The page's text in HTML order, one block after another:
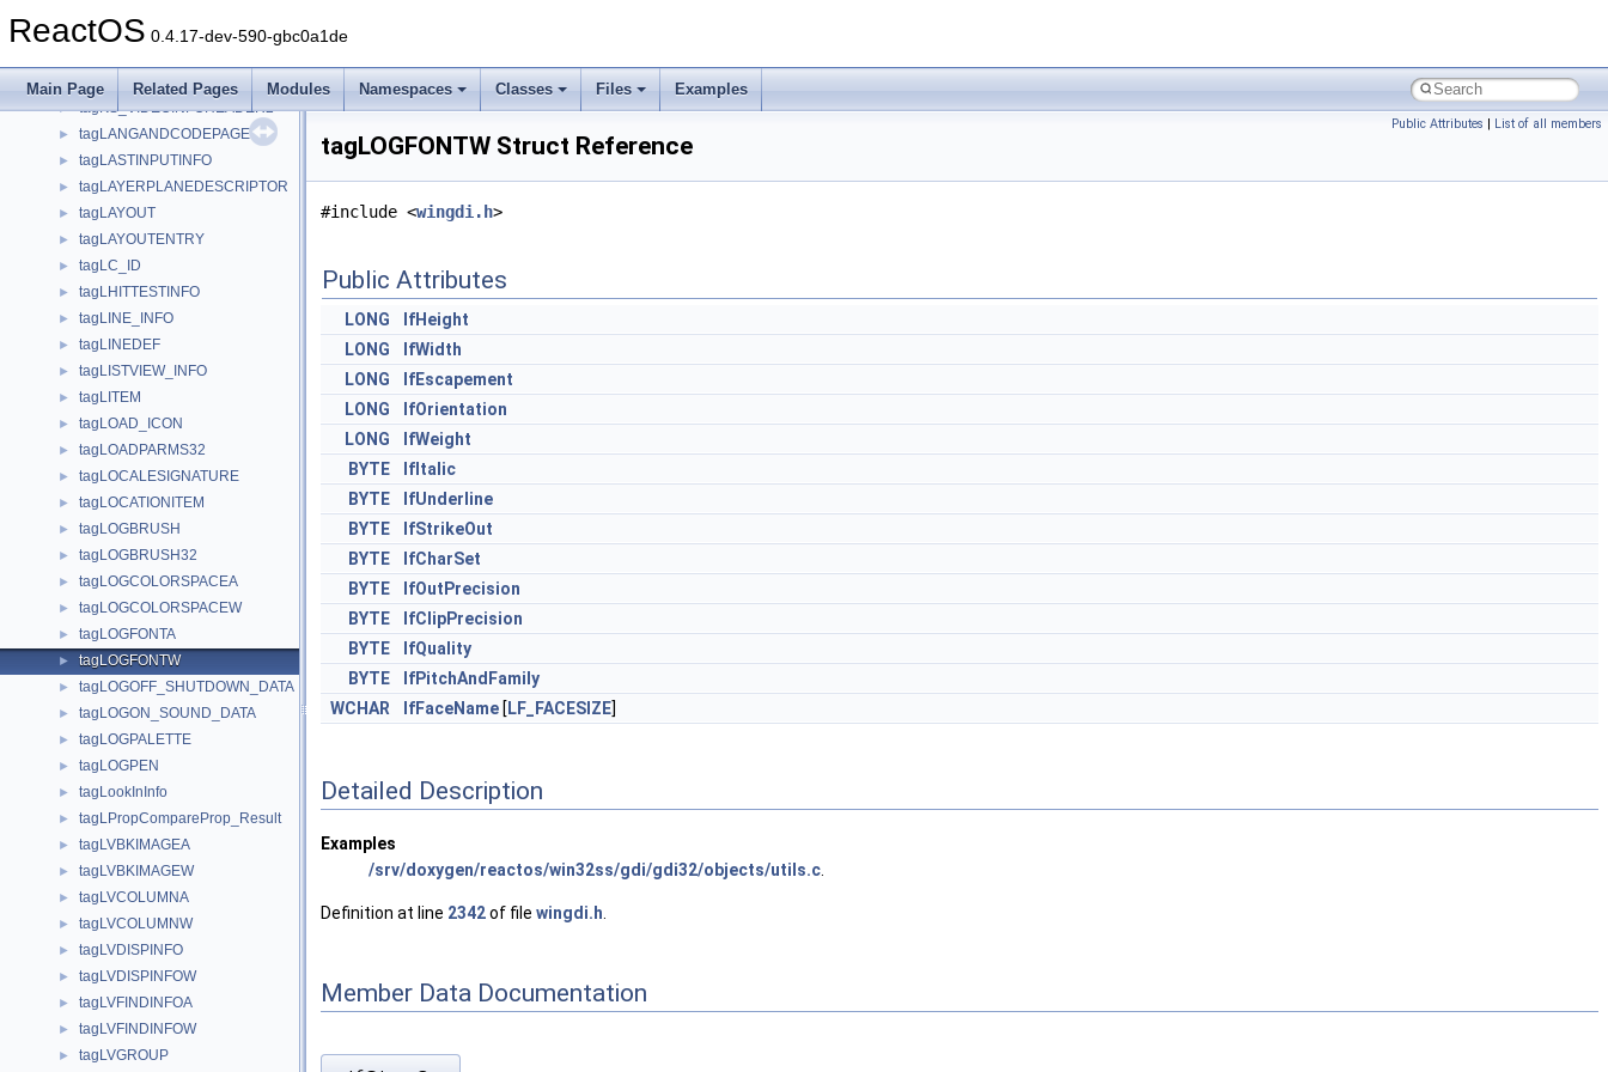
ReactOS 0.4.17-dev-590-gbc0a1de
Main Page Related Pages Modules Namespaces Classes Files Examples
► tagKS_VBI_FRAME_INFO
► tagKS_VIDEOINFOHEADER
► tagKS_VIDEOINFOHEADER2
► tagLANGANDCODEPAGE
► tagLASTINPUTINFO
► tagLAYERPLANEDESCRIPTOR
► tagLAYOUT
► tagLAYOUTENTRY
► tagLC_ID
► tagLHITTESTINFO
► tagLINE_INFO
► tagLINEDEF
► tagLISTVIEW_INFO
► tagLITEM
► tagLOAD_ICON
► tagLOADPARMS32
► tagLOCALESIGNATURE
► tagLOCATIONITEM
► tagLOGBRUSH
► tagLOGBRUSH32
► tagLOGCOLORSPACEA
► tagLOGCOLORSPACEW
► tagLOGFONTA
► tagLOGFONTW
► tagLOGOFF_SHUTDOWN_DATA
► tagLOGON_SOUND_DATA
► tagLOGPALETTE
► tagLOGPEN
► tagLookInInfo
► tagLPropCompareProp_Result
► tagLVBKIMAGEA
► tagLVBKIMAGEW
► tagLVCOLUMNA
► tagLVCOLUMNW
► tagLVDISPINFO
► tagLVDISPINFOW
► tagLVFINDINFOA
► tagLVFINDINFOW
► tagLVGROUP
Public Attributes | List of all members
tagLOGFONTW Struct Reference
#include <wingdi.h>
Public Attributes
LONG
lfHeight
LONG
lfWidth
LONG
lfEscapement
LONG
lfOrientation
LONG
lfWeight
BYTE
lfItalic
BYTE
lfUnderline
BYTE
lfStrikeOut
BYTE
lfCharSet
BYTE
lfOutPrecision
BYTE
lfClipPrecision
BYTE
lfQuality
BYTE
lfPitchAndFamily
WCHAR
lfFaceName [ LF_FACESIZE]
Detailed Description
Examples
/srv/doxygen/reactos/win32ss/gdi/gdi32/objects/utils.c
Definition at line 2342of file wingdi.h
Member Data Documentation